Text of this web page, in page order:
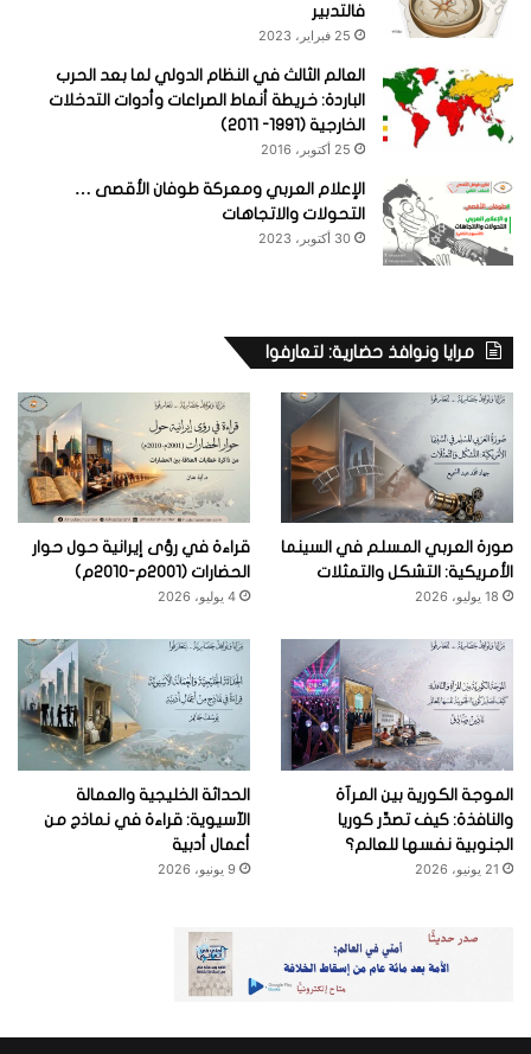
فالتدبير
25 فبراير، 2023
العالم الثالث في النظام الدولي لما بعد الحرب
الباردة: خريطة أنماط الصراعات وأدوات التدخلات
الخارجية (1991- 2011)
25 أكتوبر، 2016
الإعلام العربي ومعركة طوفان الأقصى …
التحولات والاتجاهات
30 أكتوبر، 2023
مرايا ونوافذ حضارية: لتعارفوا
صورة العربي المسلم في السينما
الأمريكية: التشكل والتمثلات
18 يوليو، 2026
قراءة في رؤى إيرانية حول حوار
الحضارات (2001م-2010م)
4 يوليو، 2026
الموجة الكورية بين المرآة
والنافذة: كيف تصدِّر كوريا
الجنوبية نفسها للعالم؟
21 يونيو، 2026
الحداثة الخليجية والعمالة
الآسيوية: قراءة في نماذج من
أعمال أدبية
9 يونيو، 2026